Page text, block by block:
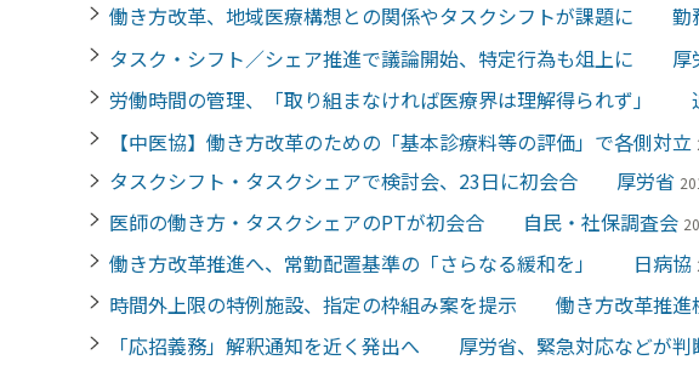
働き方改革、地域医療構想との関係やタスクシフトが課題に 勤
タスク・シフト／シェア推進で議論開始、特定行為も俎上に 厚
労働時間の管理、「取り組まなければ医療界は理解得られず」
【中医協】働き方改革のための「基本診療料等の評価」で各側対立
タスクシフト・タスクシェアで検討会、23日に初会合 厚労省
医師の働き方・タスクシェアのPTが初会合 自民・社保調査会
働き方改革推進へ、常勤配置基準の「さらなる緩和を」 日病協
時間外上限の特例施設、指定の枠組み案を提示 働き方改革推進
「応招義務」解釈通知を近く発出へ 厚労省、緊急対応などが判